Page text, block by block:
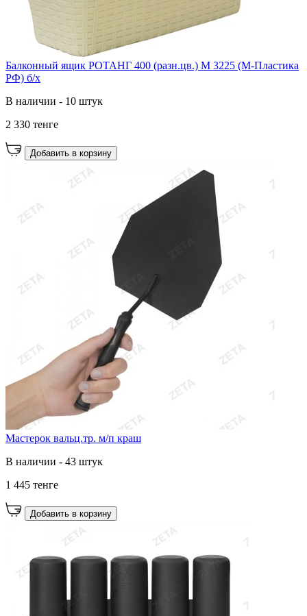
Балконный ящик РОТАНГ 400 (разн.цв.) М 3225 (М-Пластика
РФ) б/х
В наличии - 10 штук
2 330 тенге
Добавить в корзину
Мастерок вальц.тр. м/п краш
В наличии - 43 штук
1 445 тенге
Добавить в корзину